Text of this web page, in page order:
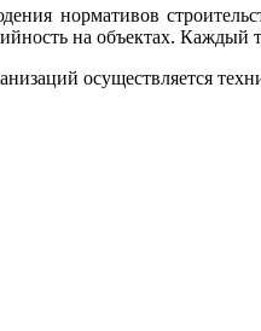
нормативов
на объектах. Каждый
осуществляется